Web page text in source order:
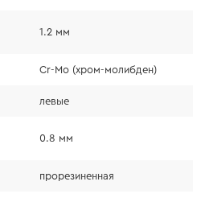
1.2 мм
Cr-Mo (хром-молибден)
левые
0.8 мм
прорезиненная